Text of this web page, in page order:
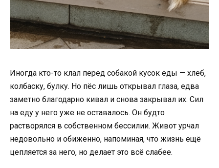
Иногда кто-то клал перед собакой кусок еды — хлеб,
колбаску, булку. Но пёс лишь открывал глаза, едва
заметно благодарно кивал и снова закрывал их. Сил
на еду у него уже не оставалось. Он будто
растворялся в собственном бессилии. Живот урчал
недовольно и обиженно, напоминая, что жизнь ещё
цепляется за него, но делает это всё слабее.